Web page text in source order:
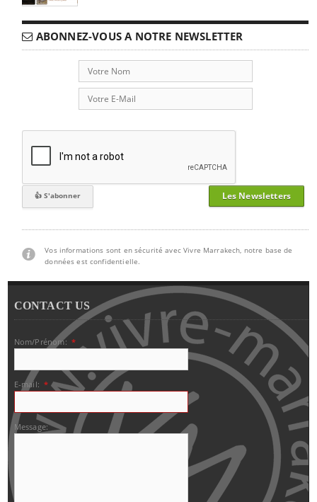
ABONNEZ-VOUS A NOTRE NEWSLETTER
Les Newsletters
Vos informations sont en sécurité avec Vivre Marrakech, notre base de
données est confidentielle.
CONTACT US
Nom/Prénom: *
E-mail: *
Message: